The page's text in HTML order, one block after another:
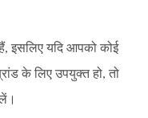
इसलिए यदि आपको कोई
के लिए उपयुक्त हो, तो